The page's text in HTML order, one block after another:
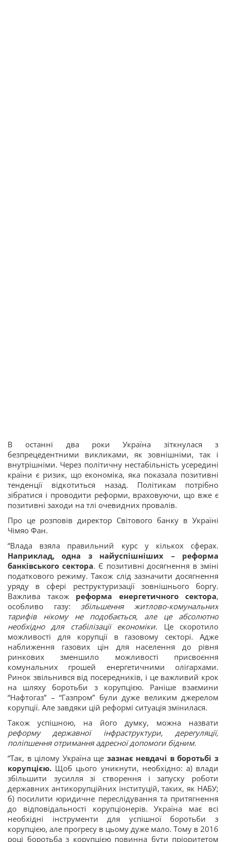
В останні два роки Україна зіткнулася з
безпрецедентними викликами, як зовнішніми, так і
внутрішніми. Через політичну нестабільність усередині
країни є ризик, що економіка, яка показала позитивні
тенденції відкотиться назад. Політикам потрібно
зібратися і проводити реформи, враховуючи, що вже є
позитивні заходи на тлі очевидних провалів.
Про це розповів директор Світового банку в Україні
Чімяо Фан.
“Влада взяла правильний курс у кількох сферах.
Наприклад, одна з найуспішніших – реформа
банківського сектора. Є позитивні досягнення в зміні
податкового режиму. Також слід зазначити досягнення
уряду в сфері реструктуризації зовнішнього боргу.
Важлива також реформа енергетичного сектора,
особливо газу:збільшення житлово-комунальних
тарифів нікому не подобається, але це абсолютно
необхідно для стабілізації економіки. Це скоротило
можливості для корупції в газовому секторі. Адже
наближення газових цін для населення до рівня
ринкових зменшило можливості присвоєння
комунальних грошей енергетичними олігархами.
Ринок звільнився від посередників, і це важливий крок
на шляху боротьби з корупцією. Раніше взаємини
“Нафтогаз” – “Газпром” були дуже великим джерелом
корупції. Але завдяки цій реформі ситуація змінилася.
Також успішною, на його думку, можна назвати
реформу державної інфраструктури, дерегуляції,
поліпшення отримання адресної допомоги бідним.
“Так, в цілому Україна ще зазнає невдачі в боротьбі з
корупцією. Щоб цього уникнути, необхідно: а) влади
збільшити зусилля зі створення і запуску роботи
державних антикорупційних інституцій, таких, як НАБУ;
б) посилити юридичне переслідування та притягнення
до відповідальності корупціонерів. Україна має всі
необхідні інструменти для успішної боротьби з
корупцією, але прогресу в цьому дуже мало. Тому в 2016
році боротьба з корупцією повинна бути пріоритетом